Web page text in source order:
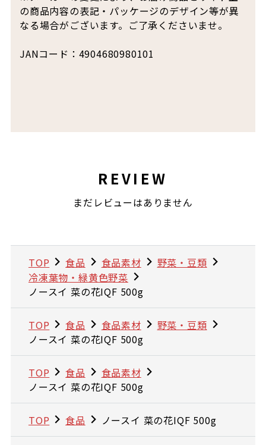
の商品内容の表記・パッケージのデザイン等が異
なる場合がございます。ご了承くださいませ。
JANコード：4904680980101
REVIEW
まだレビューはありません
TOP 食品 食品素材
野菜・豆類
冷凍葉物・緑黄色野菜
ノースイ 菜の花IQF 500g
TOP 食品 食品素材
野菜・豆類
ノースイ 菜の花IQF 500g
TOP 食品
食品素材
ノースイ 菜の花IQF 500g
TOP 食品 ノースイ 菜の花IQF 500g